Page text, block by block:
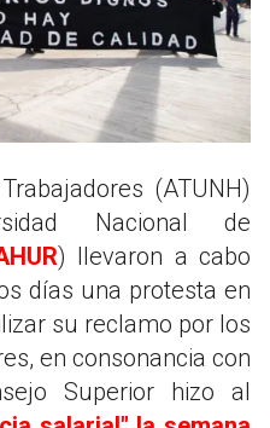
Nacional de
) llevaron a cabo
días una protesta en
su reclamo por los
en consonancia con
Superior hizo al